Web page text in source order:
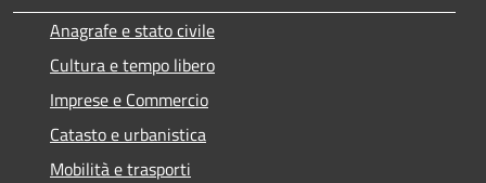
Anagrafe e stato civile
Cultura e tempo libero
Imprese e Commercio
Catasto e urbanistica
Mobilità e trasporti